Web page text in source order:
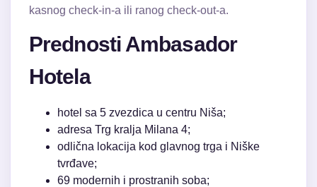
kasnog check-in-a ili ranog check-out-a.
Prednosti Ambasador
Hotela
hotel sa 5 zvezdica u centru Niša;
adresa Trg kralja Milana 4;
odlična lokacija kod glavnog trga i Niške
tvrđave;
69 modernih i prostranih soba;